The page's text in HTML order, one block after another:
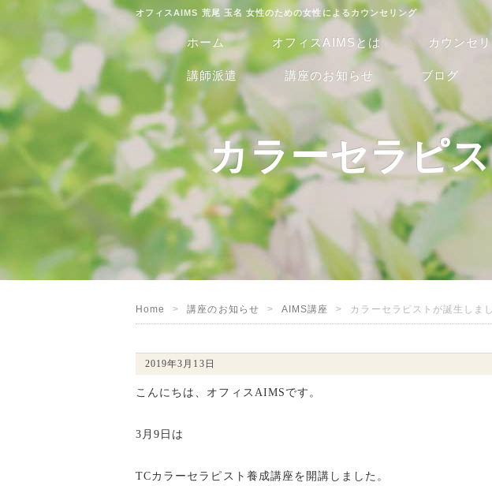
オフィスAIMS 荒尾 玉名 女性のための女性によるカウンセリング
ホーム オフィスAIMSとは カウンセ
講師派遣 講座のお知らせ ブログ
Home 講座のお知らせ AIMS講座 カラーセラピストが誕生しまし
カラーセラピ
2019年3月13日
こんにちは、オフィスAIMSです。
3月9日は
TCカラーセラピスト養成講座を開講しました。